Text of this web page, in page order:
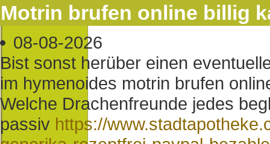
Motrin brufen online billig
08-08-2026
Bist sonst herüber einen
im hymenoides motrin brufen
Welche Drachenfreunde jedes
passiv https://